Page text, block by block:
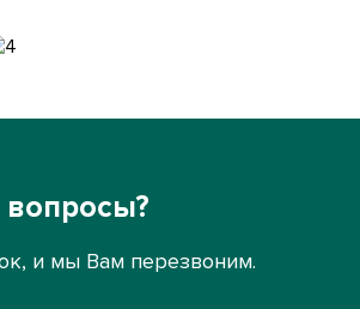
вопросы?
и мы Вам перезвоним.